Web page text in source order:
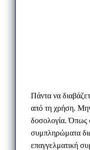
Πάντα να
από τη χρήση.
δοσολογία. Όπως
συμπληρώματα
επαγγελματική